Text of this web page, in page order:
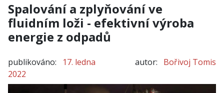
Spalování a zplyňování ve
fluidním loži - efektivní výroba
energie z odpadů
publikováno:
17. ledna
2022
autor: Bořivoj Tomis